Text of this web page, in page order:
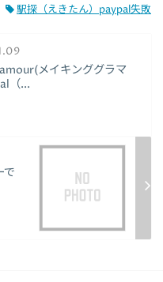
駅探（えきたん）paypal失敗
メイキンググラマ
（...
で